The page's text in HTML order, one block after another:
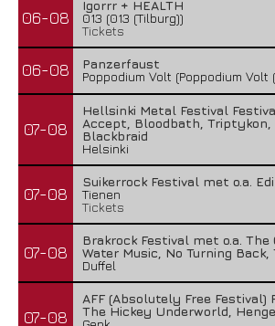
06-08
Igorrr + HEALTH
013 (013 (Tilburg))
Tickets
06-08
Panzerfaust
Poppodium Volt (Poppodium Volt
07-08
Hellsinki Metal Festival
Accept, Bloodbath, Triptykon,
Blackbraid
Helsinki
07-08
Suikerrock Festival met o.a.
Tienen
Tickets
07-08
Brakrock Festival met o.a.
Water Music, No Turning Back,
Duffel
07-08
AFF (Absolutely Free Festival)
The Hickey Underworld, Henge